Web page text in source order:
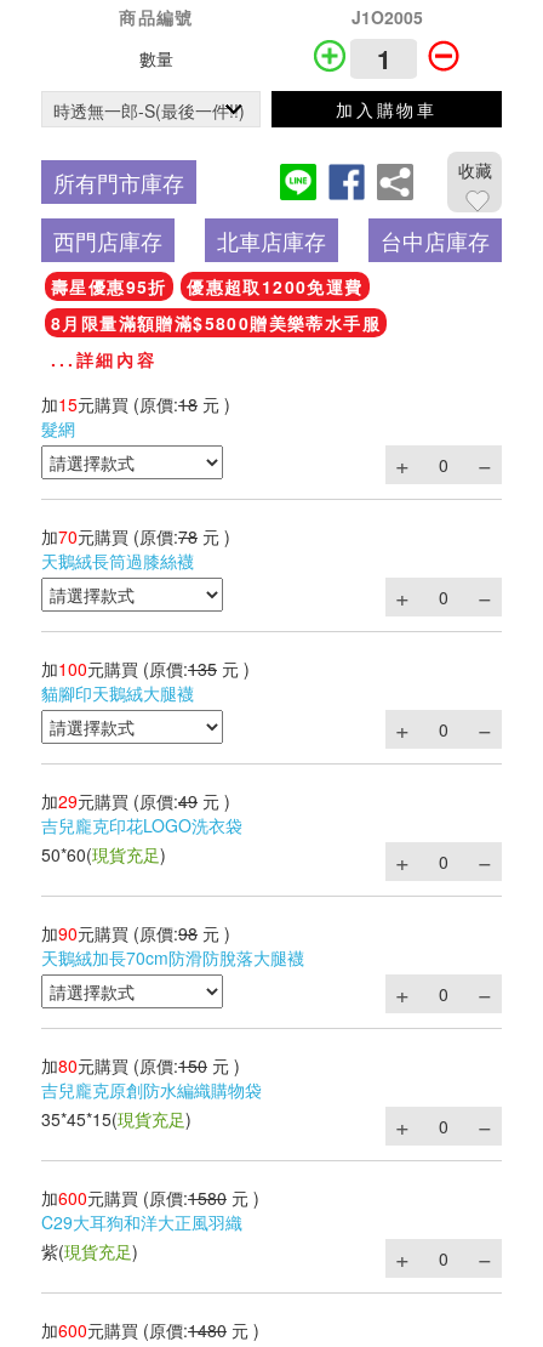
商品編號
J1O2005
數量
加入購物車
所有門市庫存 收藏
西門店庫存 北車店庫存 台中店庫存
壽星優惠95折
優惠超取1200免運費
8月限量滿額贈滿$5800贈美樂蒂水手服
...詳細內容
加15元購買 (原價:18 元 )
髮網
加70元購買 (原價:78 元 )
天鵝絨長筒過膝絲襪
加100元購買 (原價:135 元 )
貓腳印天鵝絨大腿襪
加29元購買 (原價:49 元 )
吉兒龐克印花LOGO洗衣袋
50*60(現貨充足)
加90元購買 (原價:98 元 )
天鵝絨加長70cm防滑防脫落大腿襪
加80元購買 (原價:150 元 )
吉兒龐克原創防水編織購物袋
35*45*15(現貨充足)
加600元購買 (原價:1580 元 )
C29大耳狗和洋大正風羽織
紫(現貨充足)
加600元購買 (原價:1480 元 )